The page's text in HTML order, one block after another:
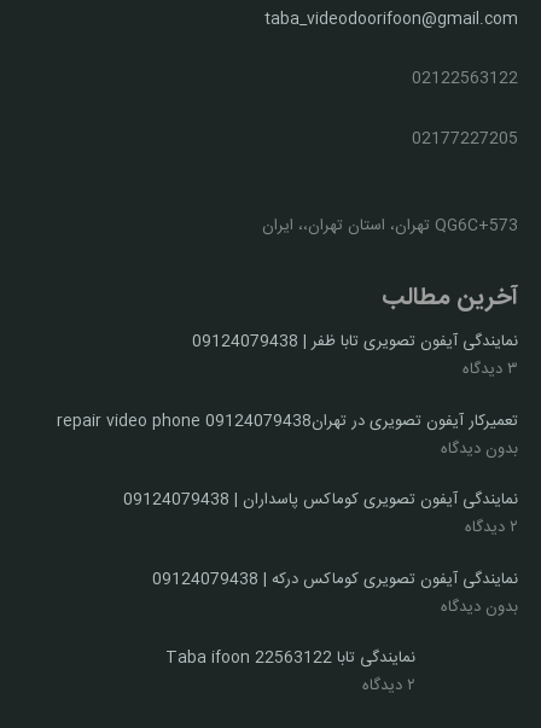
taba_videodoorifoon@gmail.com
02122563122
02177227205
QG6C+573 تهران، استان تهران،، ایران
آخرین مطالب
نمایندگی آیفون تصویری تابا ظفر | 09124079438
۳ دیدگاه
تعمیرکار آیفون تصویری در تهران09124079438 repair video phone
بدون دیدگاه
نمایندگی آیفون تصویری کوماکس پاسداران | 09124079438
۲ دیدگاه
نمایندگی آیفون تصویری کوماکس درکه | 09124079438
بدون دیدگاه
نمایندگی تابا 22563122 Taba ifoon
۲ دیدگاه